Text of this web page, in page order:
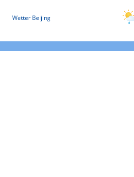
Wetter Beijing